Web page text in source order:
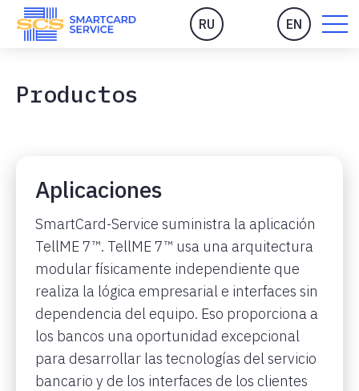
RU EN
Productos
Aplicaciones
SmartCard-Service suministra la aplicación
TellME 7™. TellME 7™ usa una arquitectura
modular físicamente independiente que
realiza la lógica empresarial e interfaces sin
dependencia del equipo. Eso proporciona a
los bancos una oportunidad excepcional
para desarrollar las tecnologías del servicio
bancario y de los interfaces de los clientes